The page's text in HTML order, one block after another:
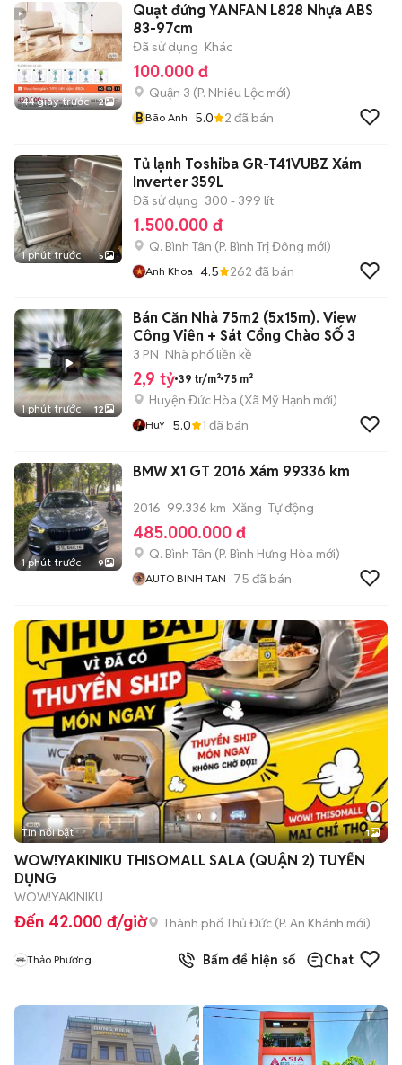
44 giây trước 2
Quạt đứng YANFAN L828 Nhựa ABS
83-97cm
Đã sử dụng Khác
100.000 đ
Quận 3 (P. Nhiêu Lộc mới)
BBão Anh 5.0 2 đã bán
1 phút trước 5
Tủ lạnh Toshiba GR-T41VUBZ Xám
Inverter 359L
Đã sử dụng 300 - 399 lít
1.500.000 đ
Q. Bình Tân (P. Bình Trị Đông mới)
Anh Khoa 4.5 262 đã bán
1 phút trước 12
Bán Căn Nhà 75m2 (5x15m). View
Công Viên + Sát Cổng Chào SỐ 3
3 PN Nhà phố liền kề
2,9 tỷ 39 tr/m² 75 m²
Huyện Đức Hòa (Xã Mỹ Hạnh mới)
HuY 5.0 1 đã bán
1 phút trước 9
BMW X1 GT 2016 Xám 99336 km
2016 99.336 km Xăng Tự động
485.000.000 đ
Q. Bình Tân (P. Bình Hưng Hòa mới)
AUTO BINH TAN 75 đã bán
Tin nổi bật 1
WOW!YAKINIKU THISOMALL SALA (QUẬN 2) TUYỂN
DỤNG
WOW!YAKINIKU
Đến 42.000 đ/giờ Thành phố Thủ Đức (P. An Khánh mới)
Thảo Phương Bấm để hiện số Chat